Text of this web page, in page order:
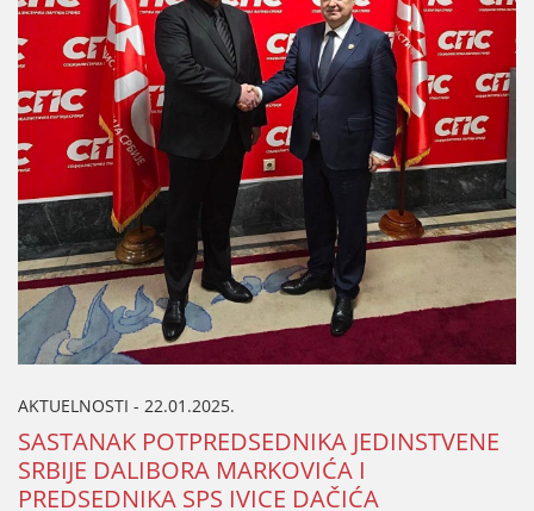
AKTUELNOSTI - 22.01.2025.
SASTANAK POTPREDSEDNIKA ЈEDINSTVENE
SRBIЈE DALIBORA MARKOVIĆA I
PREDSEDNIKA SPS IVICE DAČIĆA